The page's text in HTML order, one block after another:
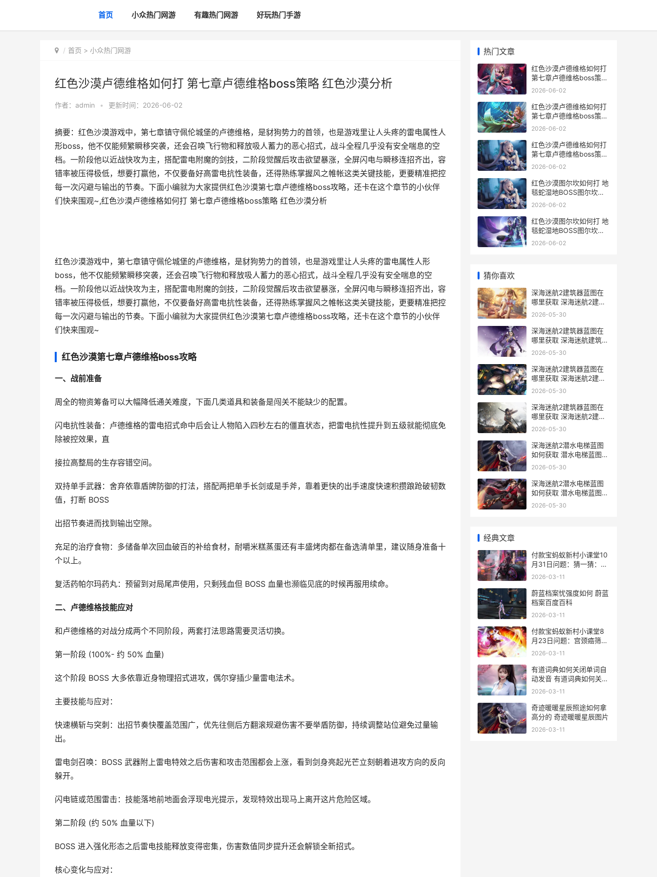
首页 小众热门网游 有趣热门网游 好玩热门手游
首页 > 小众热门网游
红色沙漠卢德维格如何打 第七章卢德维格boss策略 红色沙漠分析
作者： admin • 更新时间：2026-06-02
摘要：红色沙漠游戏中，第七章镇守佩伦城堡的卢德维格，是豺狗势力的首领，也是游戏里让人头疼的雷电属性人
形boss，他不仅能频繁瞬移突袭，还会召唤飞行物和释放吸人蓄力的恶心招式，战斗全程几乎没有安全喘息的空
档。一阶段他以近战快攻为主，搭配雷电附魔的剑技，二阶段觉醒后攻击欲望暴涨，全屏闪电与瞬移连招齐出，容
错率被压得极低，想要打赢他，不仅要备好高雷电抗性装备，还得熟练掌握风之帷帐这类关键技能，更要精准把控
每一次闪避与输出的节奏。下面小编就为大家提供红色沙漠第七章卢德维格boss攻略，还卡在这个章节的小伙伴
们快来围观~,红色沙漠卢德维格如何打 第七章卢德维格boss策略 红色沙漠分析
红色沙漠游戏中，第七章镇守佩伦城堡的卢德维格，是豺狗势力的首领，也是游戏里让人头疼的雷电属性人形
boss，他不仅能频繁瞬移突袭，还会召唤飞行物和释放吸人蓄力的恶心招式，战斗全程几乎没有安全喘息的空
档。一阶段他以近战快攻为主，搭配雷电附魔的剑技，二阶段觉醒后攻击欲望暴涨，全屏闪电与瞬移连招齐出，容
错率被压得极低，想要打赢他，不仅要备好高雷电抗性装备，还得熟练掌握风之帷帐这类关键技能，更要精准把控
每一次闪避与输出的节奏。下面小编就为大家提供红色沙漠第七章卢德维格boss攻略，还卡在这个章节的小伙伴
们快来围观~
红色沙漠第七章卢德维格boss攻略
一、战前准备
周全的物资筹备可以大幅降低通关难度，下面几类道具和装备是闯关不能缺少的配置。
闪电抗性装备：卢德维格的雷电招式命中后会让人物陷入四秒左右的僵直状态，把雷电抗性提升到五级就能彻底免
除被控效果，直
接拉高整局的生存容错空间。
双持单手武器：舍弃依靠盾牌防御的打法，搭配两把单手长剑或是手斧，靠着更快的出手速度快速积攒踉跄破韧数
值，打断 BOSS
出招节奏进而找到输出空隙。
充足的治疗食物：多储备单次回血破百的补给食材，耐嚼米糕蒸蛋还有丰盛烤肉都在备选清单里，建议随身准备十
个以上。
复活药帕尔玛药丸：预留到对局尾声使用，只剩残血但 BOSS 血量也濒临见底的时候再服用续命。
二、卢德维格技能应对
和卢德维格的对战分成两个不同阶段，两套打法思路需要灵活切换。
第一阶段 (100%- 约 50% 血量)
这个阶段 BOSS 大多依靠近身物理招式进攻，偶尔穿插少量雷电法术。
主要技能与应对：
快速横斩与突刺：出招节奏快覆盖范围广，优先往侧后方翻滚规避伤害不要举盾防御，持续调整站位避免过量输
出。
雷电剑召唤：BOSS 武器附上雷电特效之后伤害和攻击范围都会上涨，看到剑身亮起光芒立刻朝着进攻方向的反向
躲开。
闪电链或范围雷击：技能落地前地面会浮现电光提示，发现特效出现马上离开这片危险区域。
第二阶段 (约 50% 血量以下)
BOSS 进入强化形态之后雷电技能释放变得密集，伤害数值同步提升还会解锁全新招式。
核心变化与应对：
热门文章
红色沙漠卢德维格如何打
第七章卢德维格boss策略
红色沙漠分析
2026-06-02
红色沙漠卢德维格如何打
第七章卢德维格boss策略
红色沙漠僧人
2026-06-02
红色沙漠卢德维格如何打
第七章卢德维格boss策略
红色沙漠在哪
2026-06-02
红色沙漠图尔坎如何打 地
毯蛇湿地BOSS图尔坎策
略 红色沙漠地形
2026-06-02
红色沙漠图尔坎如何打 地
毯蛇湿地BOSS图尔坎策
略 红色沙漠在哪
2026-06-02
猜你喜欢
深海迷航2建筑器蓝图在
哪里获取 深海迷航2建筑
枪
2026-05-30
深海迷航2建筑器蓝图在
哪里获取 深海迷航建筑布
局
2026-05-30
深海迷航2建筑器蓝图在
哪里获取 深海迷航2建筑
bug
2026-05-30
深海迷航2建筑器蓝图在
哪里获取 深海迷航2建筑
无法拆除
2026-05-30
深海迷航2潜水电梯蓝图
如何获取 潜水电梯蓝图获
取策略 深海迷航2潜水电
2026-05-30
深海迷航2潜水电梯蓝图
如何获取 潜水电梯蓝图获
取策略 深海迷航2潜水服
2026-05-30
经典文章
付款宝蚂蚁新村小课堂10
月31日问题：猜一猜：红
绿灯最早是为了指挥啥子
2026-03-11
蔚蓝档案忧强度如何 蔚蓝
档案百度百科
2026-03-11
​付款宝蚂蚁新村小课堂8
月23日问题：宫颈癌筛查
方式主要包括宫颈TCT检
2026-03-11
有道词典如何关闭单词自
动发音 有道词典如何关闭
语音输入
2026-03-11
奇迹暖暖星辰照途如何拿
高分的 奇迹暖暖星辰图片
2026-03-11